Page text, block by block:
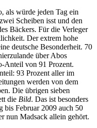
als würde jeden Tag ein
Scheiben isst und den
Bäckers. Für die Verleger
Der extrem hohe
deutsche Besonderheit. 70
über Abos
Anteil von 91 Prozent.
93 Prozent aller im
werden von dem
Die übrigen sieben
die Bild. Das ist besonders
bis Februar 2009 auch 50
nun Madsack allein gehört.